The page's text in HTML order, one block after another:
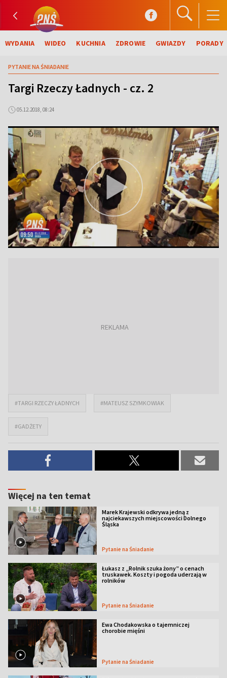
WYDANIA WIDEO KUCHNIA ZDROWIE GWIAZDY PORADY
PYTANIE NA ŚNIADANIE
Targi Rzeczy Ładnych - cz. 2
05.12.2018, 08:24
#TARGI RZECZY ŁADNYCH #MATEUSZ SZYMKOWIAK
#GADŻETY
Więcej na ten temat
Marek Krajewski odkrywa jedną z
najciekawszych miejscowości Dolnego
Śląska
Pytanie na Śniadanie
Łukasz z „Rolnik szuka żony” o cenach
truskawek. Koszty i pogoda uderzają w
rolników
Pytanie na Śniadanie
Ewa Chodakowska o tajemniczej
chorobie mięśni
Pytanie na Śniadanie